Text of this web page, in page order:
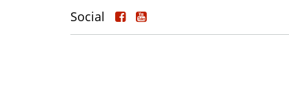
Social